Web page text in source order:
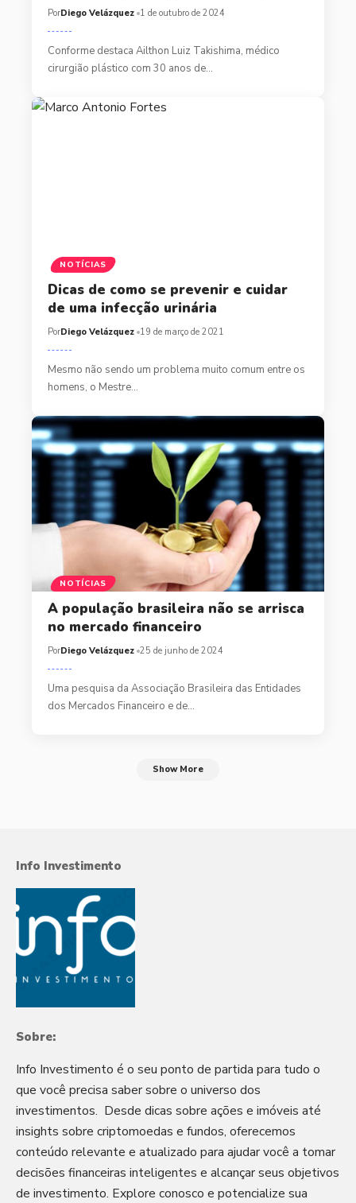
PorDiego Velázquez 1 de outubro de 2024
Conforme destaca Ailthon Luiz Takishima, médico
cirurgião plástico com 30 anos de…
NOTÍCIAS
Dicas de como se prevenir e cuidar
de uma infecção urinária
PorDiego Velázquez 19 de março de 2021
Mesmo não sendo um problema muito comum entre os
homens, o Mestre…
NOTÍCIAS
A população brasileira não se arrisca
no mercado financeiro
PorDiego Velázquez 25 de junho de 2024
Uma pesquisa da Associação Brasileira das Entidades
dos Mercados Financeiro e de…
Show More
Info Investimento
Sobre:
Info Investimento é o seu ponto de partida para tudo o
que você precisa saber sobre o universo dos
investimentos. Desde dicas sobre ações e imóveis até
insights sobre criptomoedas e fundos, oferecemos
conteúdo relevante e atualizado para ajudar você a tomar
decisões financeiras inteligentes e alcançar seus objetivos
de investimento. Explore conosco e potencialize sua